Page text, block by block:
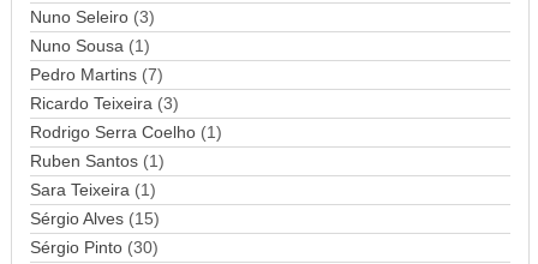
Nuno Seleiro(3)
Nuno Sousa (1)
Pedro Martins(7)
Ricardo Teixeira (3)
Rodrigo Serra Coelho(1)
Ruben Santos(1)
Sara Teixeira (1)
Sérgio Alves(15)
Sérgio Pinto(30)